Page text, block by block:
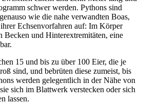
schwer werden. Pythons sind
wie die nahe verwandten Boas,
Echsenvorfahren auf: Im Körper
Becken und Hinterextremitäten, eine
15 und bis zu über 100 Eier, die je
sind, und bebrüten diese zumeist, bis
werden gelegentlich in der Nähe von
sich im Blattwerk verstecken oder sich
lassen.